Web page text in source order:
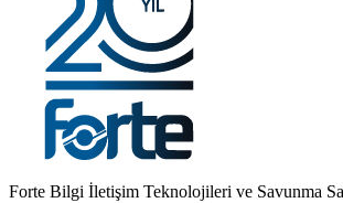
Forte Bilgi İletişim Teknolojileri ve Savunma